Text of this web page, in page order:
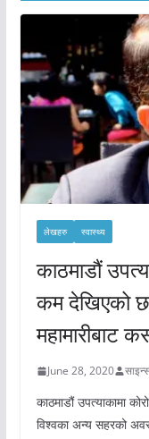
लेखहरु स्वास्थ्य
काठमाडौं
कम देखिएको छ
महामारीबाट
June 28, 2020
काठमाडौं उपत्याकामा
विश्वका अन्य सहरको